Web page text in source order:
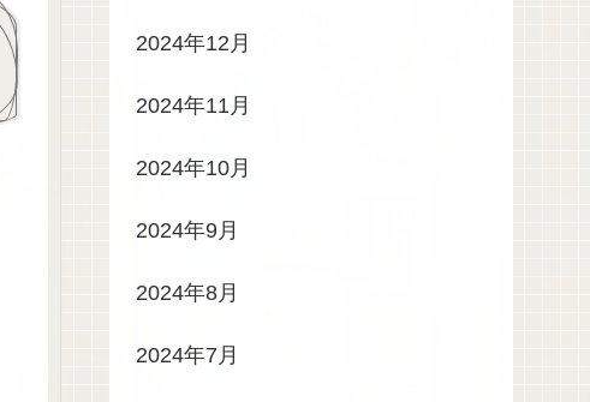
2024年12月
2024年11月
2024年10月
2024年9月
2024年8月
2024年7月